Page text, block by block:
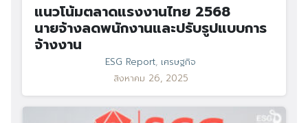
แนวโน้มตลาดแรงงานไทย 2568
นายจ้างลดพนักงานและปรับรูปแบบการ
จ้างงาน
ESG Report, เศรษฐกิจ
สิงหาคม 26, 2025